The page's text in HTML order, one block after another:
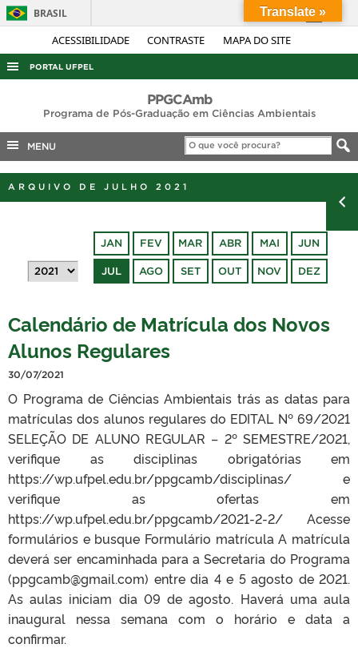
ACESSIBILIDADE CONTRASTE MAPA DO SITE
BRASIL
Simplifique!
Acesso à informação
Legislação
Canais
PORTAL UFPEL
AUDITORIA
COBALTO
CONCURSOS
EDITAIS
INTERNACIONAL
PORTARIAS
PPGCAmb
Programa de Pós-Graduação em Ciências Ambientais
MENU
ARQUIVO DE JULHO 2021
JAN FEV MAR ABR MAI JUN
JUL AGO SET OUT NOV DEZ
Calendário de Matrícula dos Novos
Alunos Regulares
30/07/2021
O Programa de Ciências Ambientais trás as datas para
matrículas dos alunos regulares do EDITAL Nº 69/2021
SELEÇÃO DE ALUNO REGULAR – 2º SEMESTRE/2021,
verifique as disciplinas obrigatórias em
https://wp.ufpel.edu.br/ppgcamb/disciplinas/ e
verifique as ofertas em
https://wp.ufpel.edu.br/ppgcamb/2021-2-2/ Acesse
formulários e busque Formulário matrícula A matrícula
deverá ser encaminhada para a Secretaria do Programa
(ppgcamb@gmail.com) entre dia 4 e 5 agosto de 2021.
As aulas iniciam dia 09 de agosto. Haverá uma aula
inaugural nessa semana com o horário e data a
confirmar.
Translate »